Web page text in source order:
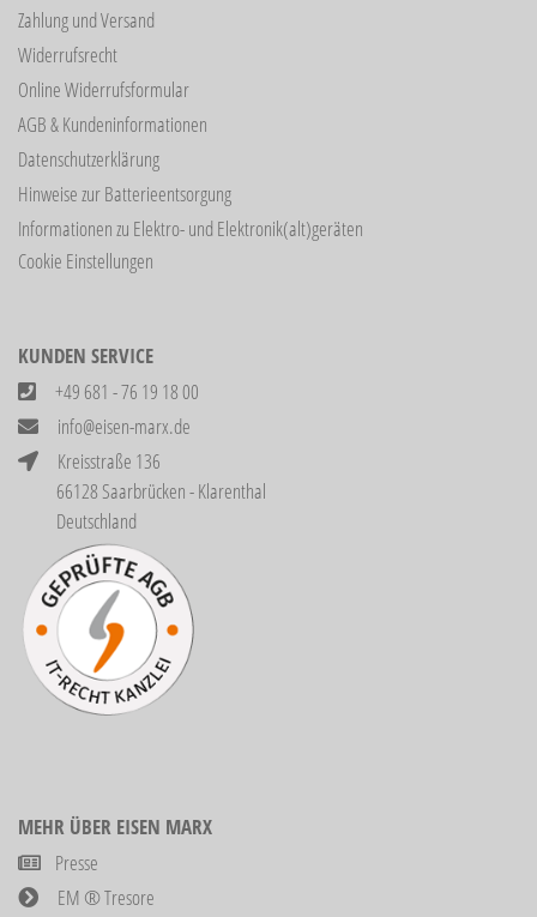
Zahlung und Versand
Widerrufsrecht
Online Widerrufsformular
AGB & Kundeninformationen
Datenschutzerklärung
Hinweise zur Batterieentsorgung
Informationen zu Elektro- und Elektronik(alt)geräten
Cookie Einstellungen
KUNDEN SERVICE
+49 681 - 76 19 18 00
info@eisen-marx.de
Kreisstraße 136
66128 Saarbrücken - Klarenthal
Deutschland
MEHR ÜBER EISEN MARX
Presse
EM ® Tresore